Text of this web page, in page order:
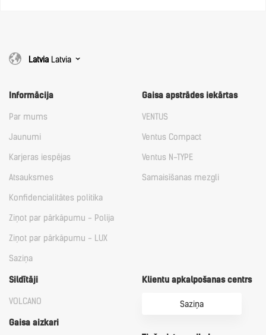
Latvia Latvia
Informācija
Par mums
Jaunumi
Karjeras iespējas
Atsauksmes
Konfidencialitātes politika
Ziņot par pārkāpumu - Polija
Ziņot par pārkāpumu - LUX
Saziņa
Gaisa apstrādes iekārtas
VENTUS
Ventus Compact
Ventus N-TYPE
Samaisīšanas mezgli
Sildītāji
VOLCANO
Gaisa aizkari
Klientu apkalpošanas centrs
Saziņa